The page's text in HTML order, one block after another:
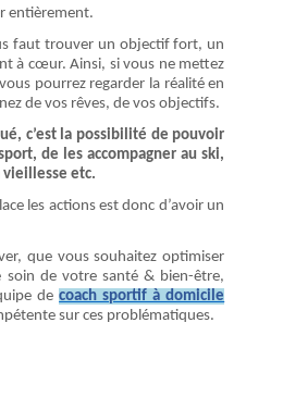
entièrement.
faut trouver un objectif fort, un
à cœur. Ainsi, si vous ne mettez
pourrez regarder la réalité en
de vos rêves, de vos objectifs.
c’est la possibilité de pouvoir
de les accompagner au ski,
vieillesse etc.
actions est donc d’avoir un
que vous souhaitez optimiser
de votre santé & bien-être,
de coach sportif à domicile
sur ces problématiques.